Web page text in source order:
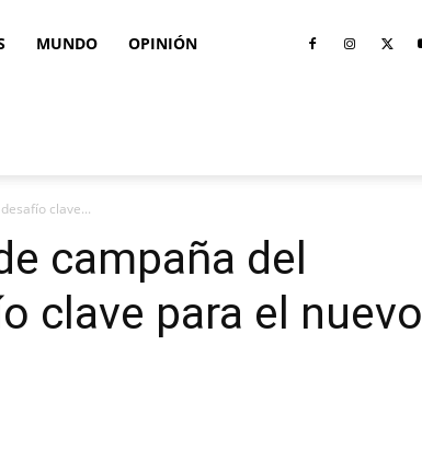
MUNDO OPINIÓN
clave...
campaña del
clave para el nuevo